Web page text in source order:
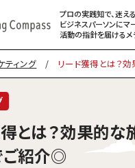
プロの実践知で、迷える
ビジネスパーソンにマ
活動の指針を届けるメ
ティング / リード獲得とは？
とは？効果的な
ご紹介◎